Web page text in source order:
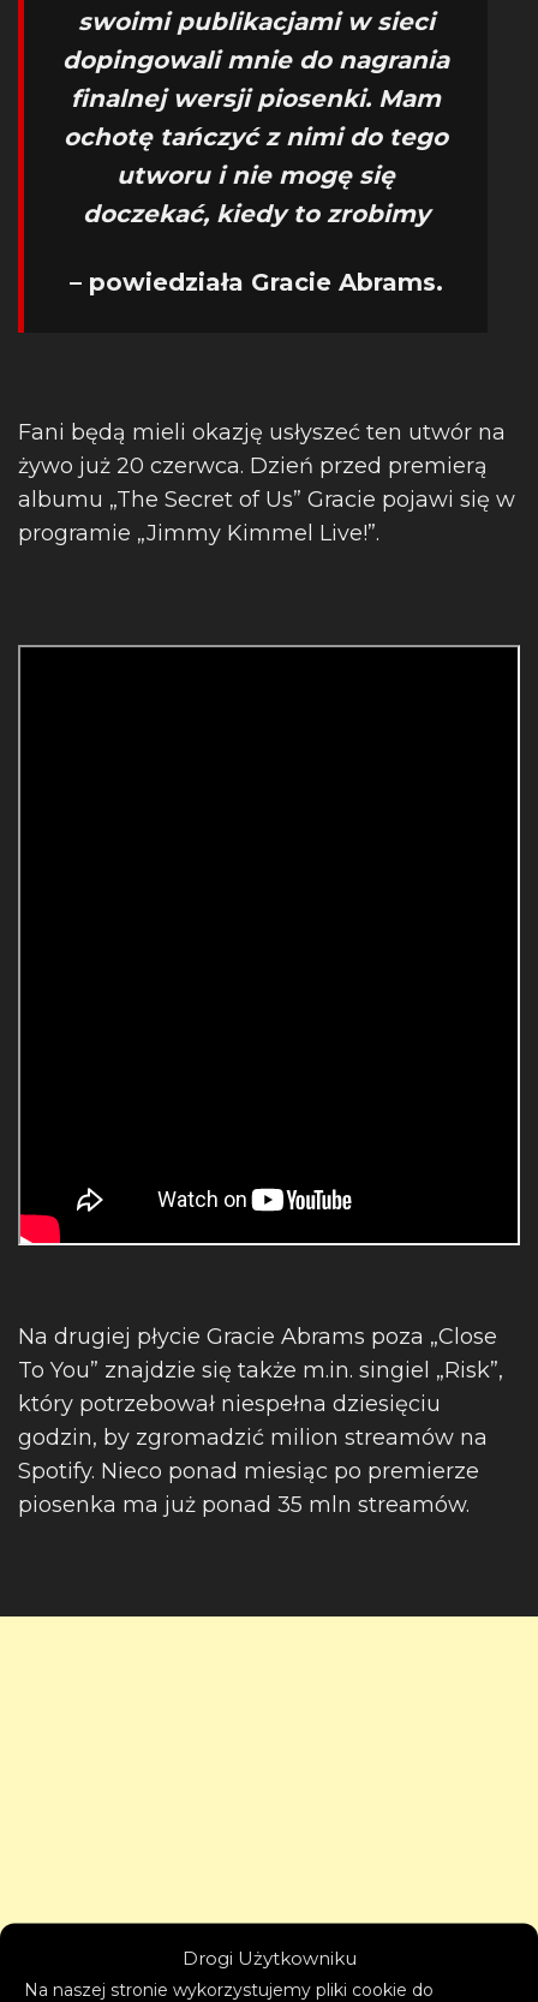
Drogi Użytkowniku
Na naszej stronie wykorzystujemy pliki cookie do
swoimi publikacjami w sieci
dopingowali mnie do nagrania
finalnej wersji piosenki. Mam
ochotę tańczyć z nimi do tego
utworu i nie mogę się
doczekać, kiedy to zrobimy
– powiedziała Gracie Abrams.
Fani będą mieli okazję usłyszeć ten utwór na
żywo już 20 czerwca. Dzień przed premierą
albumu „The Secret of Us” Gracie pojawi się w
programie „Jimmy Kimmel Live!”.
Na drugiej płycie Gracie Abrams poza „Close
To You” znajdzie się także m.in. singiel „Risk”,
który potrzebował niespełna dziesięciu
godzin, by zgromadzić milion streamów na
Spotify. Nieco ponad miesiąc po premierze
piosenka ma już ponad 35 mln streamów.